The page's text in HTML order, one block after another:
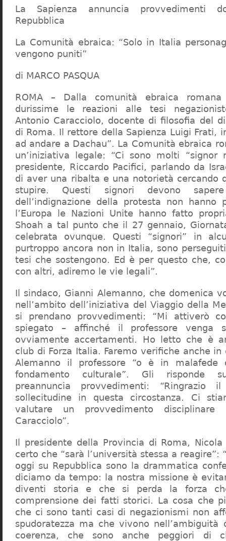
La Sapienza annuncia provvedimenti
Repubblica
La Comunità ebraica: “Solo in Italia
vengono puniti”
di MARCO PASQUA
ROMA – Dalla comunità ebraica
durissime le reazioni alle tesi
Antonio Caracciolo, docente di filosofia del
di Roma. Il rettore della Sapienza Luigi Frati,
ad andare a Dachau”. La Comunità ebraica
un’iniziativa legale: “Ci sono molti “signor
presidente, Riccardo Pacifici, parlando da
di aver una ribalta e una notorietà cercando
stupire. Questi signori devono
dell’indignazione della protesta non hanno
l’Europa le Nazioni Unite hanno fatto
Shoah a tal punto che il 27 gennaio,
celebrata ovunque. Questi “signori” in
purtroppo ancora non in Italia, sono
tesi che sostengono. Ed è per questo che,
con altri, adiremo le vie legali”.
Il sindaco, Gianni Alemanno, che domenica
nell’ambito dell’iniziativa del Viaggio della
si prendano provvedimenti: “Mi attiverò
spiegato – affinché il professore venga
ovviamente accertamenti. Ho letto che è
club di Forza Italia. Faremo verifiche anche in
Alemanno il professore “o è in malafede
fondamento culturale”. Gli risponde
preannuncia provvedimenti:
sollecitudine in questa circostanza. Ci
valutare un provvedimento
Caracciolo”.
Il presidente della Provincia di Roma,
certo che “sarà l’università stessa a reagire”:
oggi su Repubblica sono la drammatica
diciamo da tempo: la nostra missione è
diventi storia e che si perda la forza
comprensione dei fatti storici. La cosa che
che ci sono tanti casi di negazionismi non
spudoratezza ma che vivono nell’ambiguità
coerenza, che sono anche peggiori di